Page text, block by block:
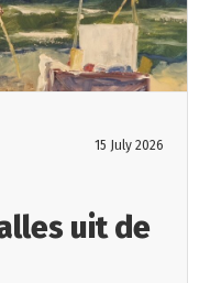
15 July 2026
uit de